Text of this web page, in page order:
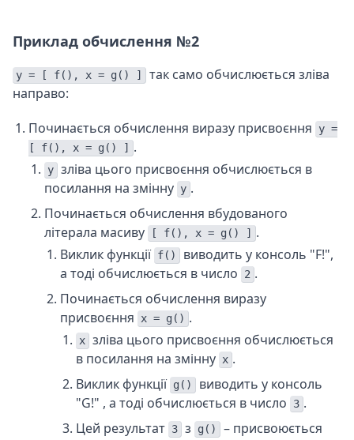
Приклад обчислення №2
y = [ f(), x = g() ]
так само обчислюється зліва
направо:
Починається обчислення виразу присвоєння
y =
[ f(), x = g() ]
.
y зліва цього присвоєння обчислюється в
посилання на змінну y .
Починається обчислення вбудованого
літерала масиву
[ f(), x = g() ]
.
Виклик функції f()
виводить у консоль "F!",
а тоді обчислюється в число
2 .
Починається обчислення виразу
присвоєння
x = g() .
x зліва цього присвоєння обчислюється
в посилання на змінну x .
Виклик функції g()
виводить у консоль
"G!" , а тоді обчислюється в число
3 .
Цей результат 3 з g() – присвоюється